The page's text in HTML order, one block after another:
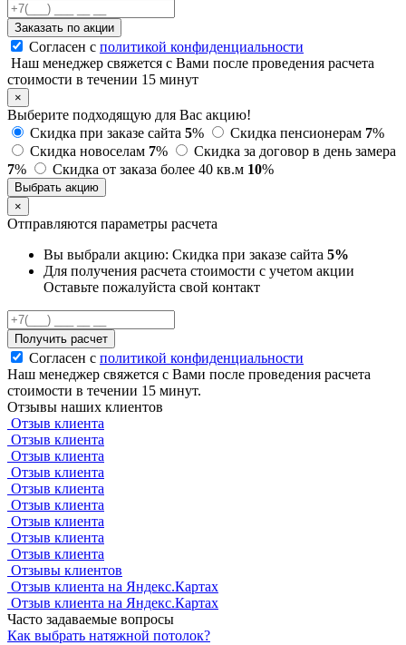
Заказать по акции
Согласен с политикой конфиденциальности
Наш менеджер свяжется с Вами после проведения расчета
стоимости в течении 15 минут
×
Выберите подходящую для Вас акцию!
Скидка при заказе сайта 5% Скидка пенсионерам 7%
Скидка новоселам 7%
Скидка за договор в день замера
7% Скидка от заказа более 40 кв.м 10%
Выбрать акцию
×
Отправляются параметры расчета
Вы выбрали акцию: Скидка при заказе сайта 5%
Для получения расчета стоимости с учетом акции
Оставьте пожалуйста свой контакт
Получить расчет
Согласен с политикой конфиденциальности
Наш менеджер свяжется с Вами после проведения расчета
стоимости в течении 15 минут.
Отзывы наших клиентов
Отзыв клиента
Отзыв клиента
Отзыв клиента
Отзыв клиента
Отзыв клиента
Отзыв клиента
Отзыв клиента
Отзыв клиента
Отзыв клиента
Отзывы клиентов
Отзыв клиента на Яндекс.Картах
Отзыв клиента на Яндекс.Картах
Часто задаваемые вопросы
Как выбрать натяжной потолок?